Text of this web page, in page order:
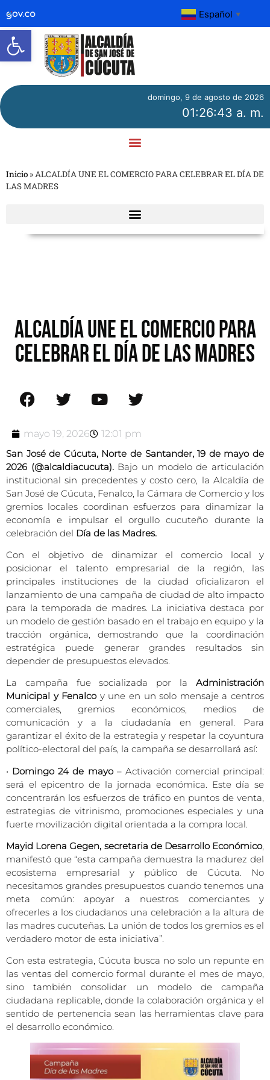
Abrir barra de herramientas
Español ▼
domingo, 9 de agosto de 2026
01:26:43 a. m.
Inicio » ALCALDÍA UNE EL COMERCIO PARA CELEBRAR EL DÍA DE
LAS MADRES
ALCALDÍA UNE EL COMERCIO PARA
CELEBRAR EL DÍA DE LAS MADRES
mayo 19, 2026
12:01 pm
San José de Cúcuta, Norte de Santander, 19 de mayo de
2026 (@alcaldiacucuta).Bajo un modelo de articulación
institucional sin precedentes y costo cero, la Alcaldía de
San José de Cúcuta, Fenalco, la Cámara de Comercio y los
gremios locales coordinan esfuerzos para dinamizar la
economía e impulsar el orgullo cucuteño durante la
celebración del Día de las Madres.
Con el objetivo de dinamizar el comercio local y
posicionar el talento empresarial de la región, las
principales instituciones de la ciudad oficializaron el
lanzamiento de una campaña de ciudad de alto impacto
para la temporada de madres. La iniciativa destaca por
un modelo de gestión basado en el trabajo en equipo y la
tracción orgánica, demostrando que la coordinación
estratégica puede generar grandes resultados sin
depender de presupuestos elevados.
La campaña fue socializada por la Administración
Municipal y Fenalco y une en un solo mensaje a centros
comerciales, gremios económicos, medios de
comunicación y a la ciudadanía en general. Para
garantizar el éxito de la estrategia y respetar la coyuntura
político-electoral del país, la campaña se desarrollará así:
• Domingo 24 de mayo – Activación comercial principal:
será el epicentro de la jornada económica. Este día se
concentrarán los esfuerzos de tráfico en puntos de venta,
estrategias de vitrinismo, promociones especiales y una
fuerte movilización digital orientada a la compra local.
Mayid Lorena Gegen, secretaria de Desarrollo Económico,
manifestó que “esta campaña demuestra la madurez del
ecosistema empresarial y público de Cúcuta. No
necesitamos grandes presupuestos cuando tenemos una
meta común: apoyar a nuestros comerciantes y
ofrecerles a los ciudadanos una celebración a la altura de
las madres cucuteñas. La unión de todos los gremios es el
verdadero motor de esta iniciativa”.
Con esta estrategia, Cúcuta busca no solo un repunte en
las ventas del comercio formal durante el mes de mayo,
sino también consolidar un modelo de campaña
ciudadana replicable, donde la colaboración orgánica y el
sentido de pertenencia sean las herramientas clave para
el desarrollo económico.